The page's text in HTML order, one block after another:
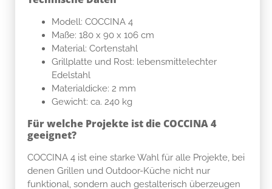
Modell: COCCINA 4
Maße: 180 x 90 x 106 cm
Material: Cortenstahl
Grillplatte und Rost: lebensmittelechter
Edelstahl
Materialdicke: 2 mm
Gewicht: ca. 240 kg
Für welche Projekte ist die COCCINA 4
geeignet?
COCCINA 4 ist eine starke Wahl für alle Projekte, bei
denen Grillen und Outdoor-Küche nicht nur
funktional, sondern auch gestalterisch überzeugen